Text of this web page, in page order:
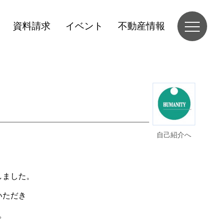
資料請求 イベント 不動産情報
自己紹介へ
した。
だき